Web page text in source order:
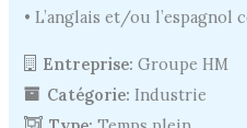
• L’anglais et/ou
Entreprise:Groupe HM
Catégorie:Industrie